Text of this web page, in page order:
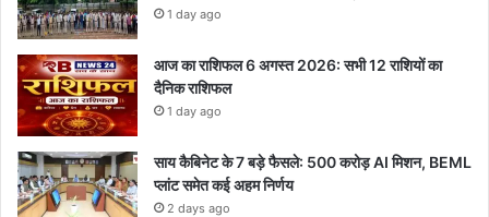
1 day ago
आज का राशिफल 6 अगस्त 2026: सभी 12 राशियों का
दैनिक राशिफल
1 day ago
साय कैबिनेट के 7 बड़े फैसले: 500 करोड़ AI मिशन, BEML
प्लांट समेत कई अहम निर्णय
2 days ago